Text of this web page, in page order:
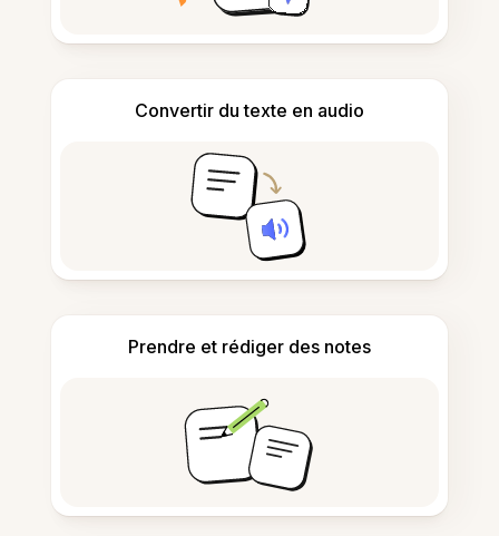
Convertir du texte en audio
Prendre et rédiger des notes